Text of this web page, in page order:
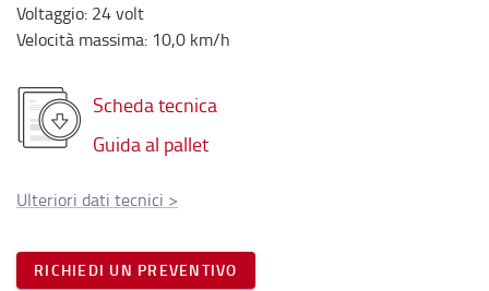
Voltaggio: 24volt
Velocità massima: 10,0 km/h
Scheda tecnica
Guida al pallet
Ulteriori dati tecnici >
RICHIEDI UN PREVENTIVO